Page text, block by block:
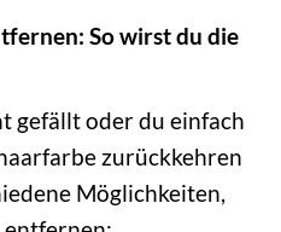
So wirst du die
gefällt oder du einfach
zurückkehren
Möglichkeiten,